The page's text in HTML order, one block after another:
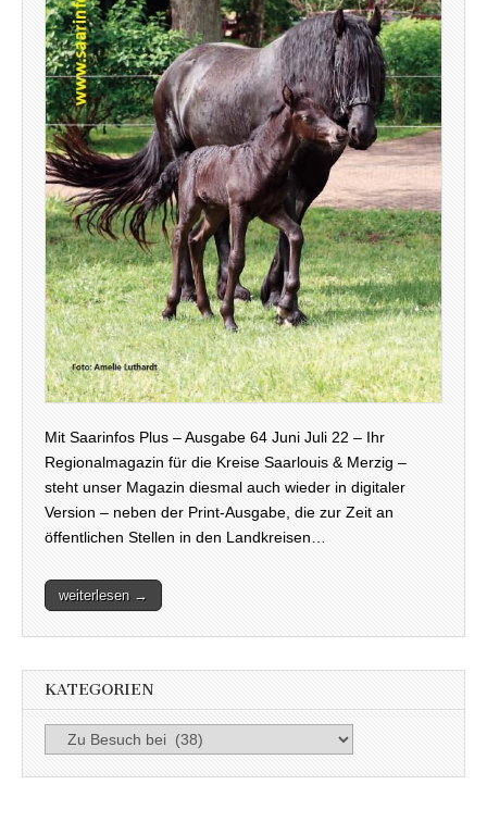
Mit Saarinfos Plus – Ausgabe 64 Juni Juli 22 – Ihr
Regionalmagazin für die Kreise Saarlouis & Merzig –
steht unser Magazin diesmal auch wieder in digitaler
Version – neben der Print-Ausgabe, die zur Zeit an
öffentlichen Stellen in den Landkreisen…
weiterlesen →
KATEGORIEN
Kategorien